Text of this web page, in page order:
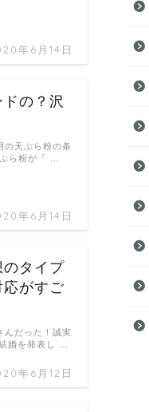
年6月14日
の？沢
年6月14日
の天ぷら粉の条
ら粉が「 …
のタイプ
がすご
年6月12日
んだった！誠実
婚を発表し …